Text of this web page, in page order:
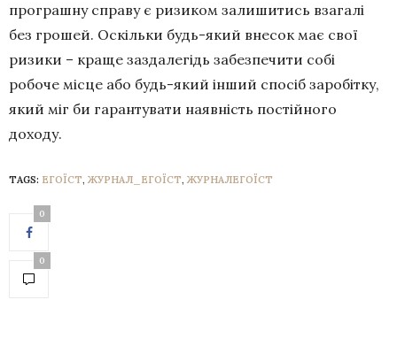
програшну справу є ризиком залишитись взагалі
без грошей. Оскільки будь-який внесок має свої
ризики – краще заздалегідь забезпечити собі
робоче місце або будь-який інший спосіб заробітку,
який міг би гарантувати наявність постійного
доходу.
TAGS: ЕГОЇСТ, ЖУРНАЛ_ЕГОЇСТ, ЖУРНАЛЕГОЇСТ
0
0